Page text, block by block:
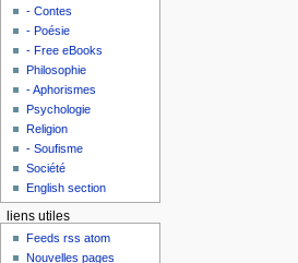
- Contes
- Poésie
- Free eBooks
Philosophie
- Aphorismes
Psychologie
Religion
- Soufisme
Société
English section
liens utiles
Feeds rss atom
Nouvelles pages